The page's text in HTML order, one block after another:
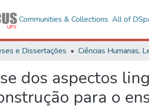
Communities & Collections All of
e Dissertações
dos aspectos
para o